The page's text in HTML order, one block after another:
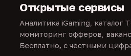
Открытые сервисы
Аналитика iGaming, каталог
мониторинг офферов,
Бесплатно, с честными